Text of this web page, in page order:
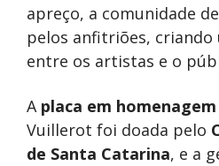
apreço, a comunidade
pelos anfitriões,
entre os artistas e o
A placa em homenagem
Vuillerot foi doada pelo
de Santa Catarina, e a